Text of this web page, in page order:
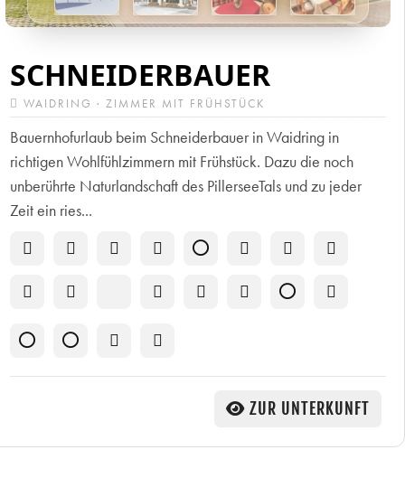
SCHNEIDERBAUER
WAIDRING · ZIMMER MIT FRÜHSTÜCK
Bauernhofurlaub beim Schneiderbauer in Waidring in
richtigen Wohlfühlzimmern mit Frühstück. Dazu die noch
unberührte Naturlandschaft des PillerseeTals und zu jeder
Zeit ein ries...
ZUR UNTERKUNFT